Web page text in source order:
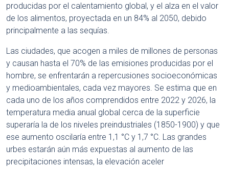
producidas por el calentamiento global, y el alza en el valor
de los alimentos, proyectada en un 84% al 2050, debido
principalmente a las sequías.
Las ciudades, que acogen a miles de millones de personas
y causan hasta el 70% de las emisiones producidas por el
hombre, se enfrentarán a repercusiones socioeconómicas
y medioambientales, cada vez mayores. Se estima que en
cada uno de los años comprendidos entre 2022 y 2026, la
temperatura media anual global cerca de la superficie
superaría la de los niveles preindustriales (1850-1900) y que
ese aumento oscilaría entre 1,1 °C y 1,7 °C. Las grandes
urbes estarán aún más expuestas al aumento de las
precipitaciones intensas, la elevación aceler